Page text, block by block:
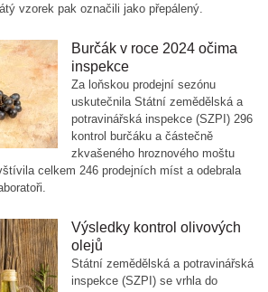
vzorek pak označili jako přepálený.
Burčák v roce 2024 očima
inspekce
Za loňskou prodejní sezónu
uskutečnila Státní zemědělská a
potravinářská inspekce (SZPI) 296
kontrol burčáku a částečně
zkvašeného hroznového moštu
celkem 246 prodejních míst a odebrala
Výsledky kontrol olivových
olejů
Státní zemědělská a potravinářská
inspekce (SZPI) se vrhla do